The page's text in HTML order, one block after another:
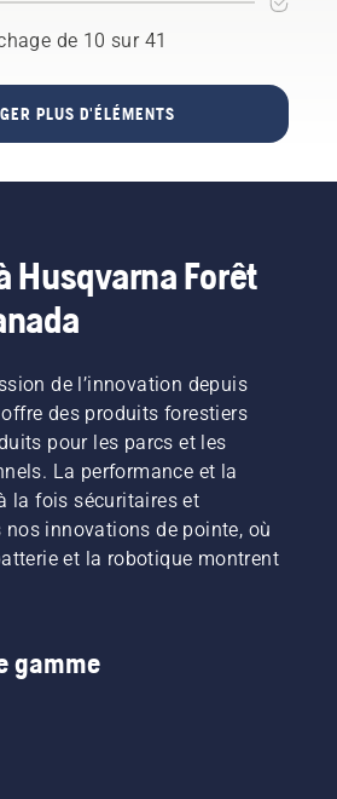
et
et
principales
de 10 sur 41
PLUS D'ÉLÉMENTS
Husqvarna Forêt
de l’innovation depuis
des produits forestiers
pour les parcs et les
La performance et la
la fois sécuritaires et
innovations de pointe, où
et la robotique montrent
gamme